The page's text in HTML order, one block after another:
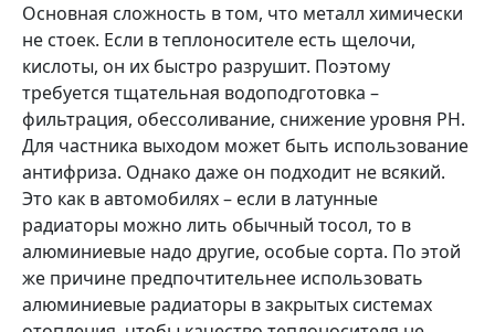
Основная сложность в том, что металл химически
не стоек. Если в теплоносителе есть щелочи,
кислоты, он их быстро разрушит. Поэтому
требуется тщательная водоподготовка –
фильтрация, обессоливание, снижение уровня PH.
Для частника выходом может быть использование
антифриза. Однако даже он подходит не всякий.
Это как в автомобилях – если в латунные
радиаторы можно лить обычный тосол, то в
алюминиевые надо другие, особые сорта. По этой
же причине предпочтительнее использовать
алюминиевые радиаторы в закрытых системах